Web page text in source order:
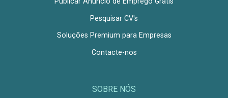
Pesquisar CV's
Soluções Premium para Empresas
Contacte-nos
SOBRE NÓS